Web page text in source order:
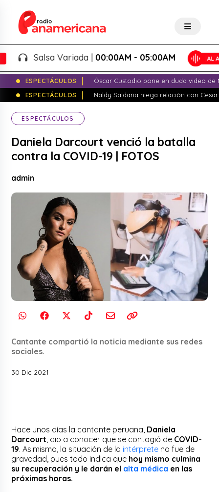
Salsa Variada |00:00AM - 05:00AM
ESPECTÁCULOS
Óscar Custodio pone en duda video de
ESPECTÁCULOS
Naldy Saldaña niega relación con
ESPECTÁCULOS
Daniela Darcourt venció la batalla
contra la COVID-19 | FOTOS
admin
Cantante compartió la noticia mediante sus redes
sociales.
30 Dic 2021
Hace unos días la cantante peruana, Daniela
Darcourt , dio a conocer que se contagió de COVID-
19. Asimismo, la situación de la intérprete no fue de
gravedad, pues todo indica que hoy mismo culmina
su recuperación y le darán el alta médica en las
próximas horas.